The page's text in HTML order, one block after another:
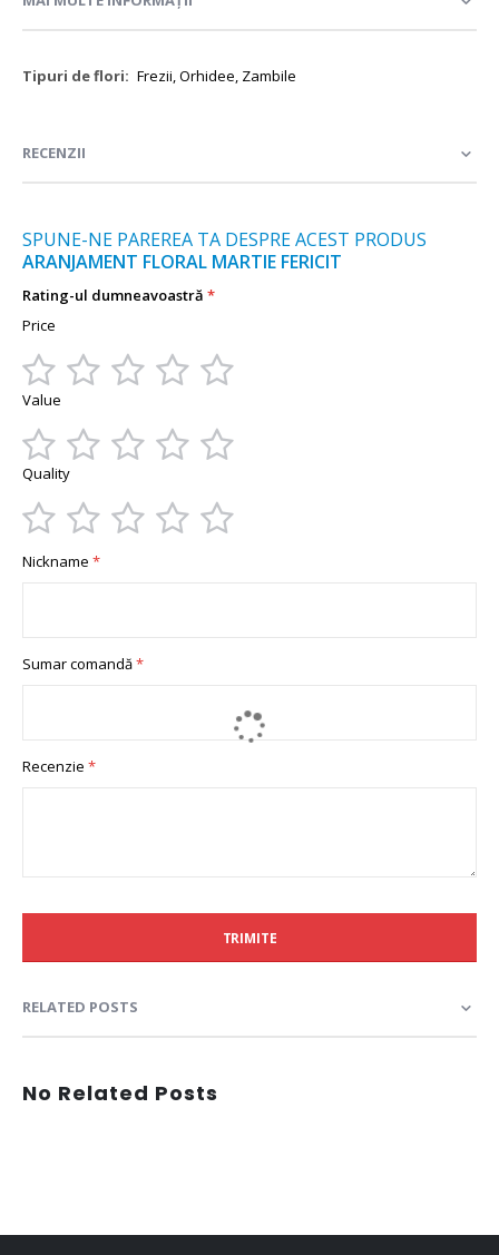
Mai
Frezii, Orhidee, Zambile
RECENZII
SPUNE-NE PAREREA TA DESPRE ACEST PRODUS
ARANJAMENT FLORAL MARTIE FERICIT
Rating-ul dumneavoastră
Price
1
2
3
4
5
Value
1
2
3
4
5
Quality
star
stars
stars
stars
stars
Nickname
Sumar comandă
Recenzie
TRIMITE
RELATED POSTS
No Related Posts